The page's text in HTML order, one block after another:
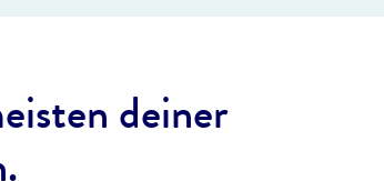
deiner